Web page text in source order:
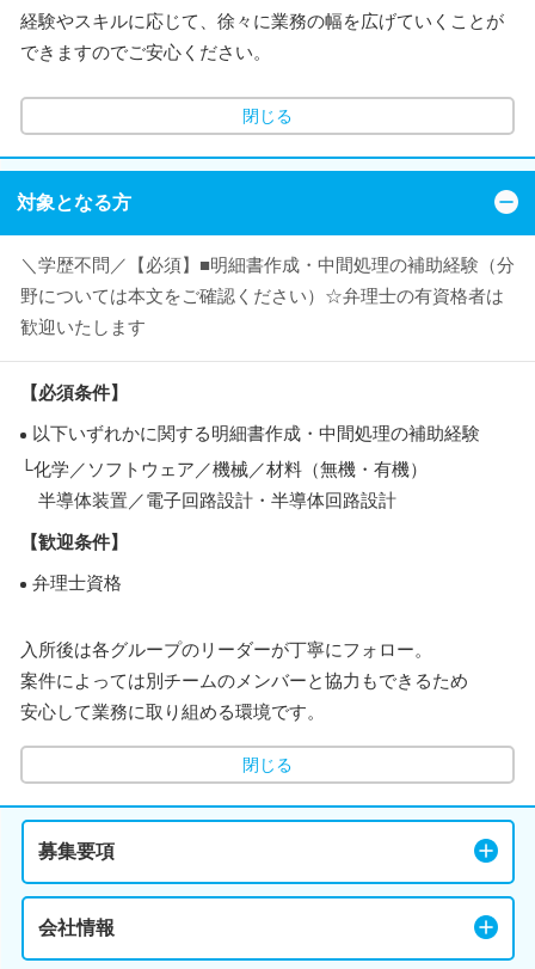
経験やスキルに応じて、徐々に業務の幅を広げていくことが
できますのでご安心ください。
閉じる
対象となる方
＼学歴不問／【必須】■明細書作成・中間処理の補助経験（分
野については本文をご確認ください）☆弁理士の有資格者は
歓迎いたします
【必須条件】
以下いずれかに関する明細書作成・中間処理の補助経験
└化学／ソフトウェア／機械／材料（無機・有機）
半導体装置／電子回路設計・半導体回路設計
【歓迎条件】
弁理士資格
入所後は各グループのリーダーが丁寧にフォロー。
案件によっては別チームのメンバーと協力もできるため
安心して業務に取り組める環境です。
閉じる
募集要項
会社情報